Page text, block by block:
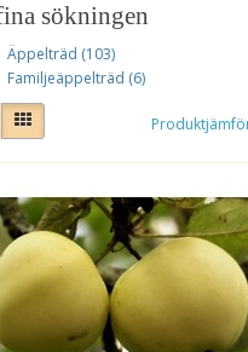
sökningen
Äppelträd (103)
Familjeäppelträd (6)